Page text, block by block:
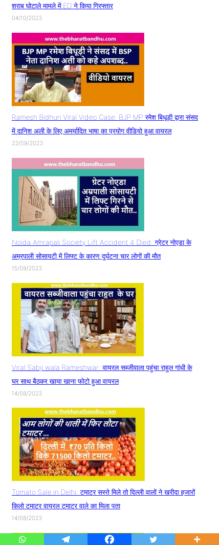
शराब घोटाले मामले में ED ने किया गिरफ्तार
04/10/2023
Ramesh Bidhuri Viral Video Case: BJP MP रमेश बिधूड़ी द्वारा संसद
में दानिश अली के लिए अमर्यादित भाषा का प्रयोग वीडियो हुआ वायरल
22/09/2023
Noida Amrapali Society Lift Accident 4 Died: ग्रेटर नोएडा के
अम्रपाली सोसायटी में लिफ्ट के कारण दुर्घटना चार लोगों की मौत
15/09/2023
Viral Sabji wala Rameshwar: वायरल सब्जीवाला पहुंचा राहुल गांधी के
घर साथ बैठकर खाया खाना फोटो हुआ वायरल
14/08/2023
Tomato Sale in Delhi: टमाटर सस्ते मिले तो दिल्ली वालों ने खरीदा हजारों
किलो टमाटर वायरल टमाटर वाले का मिला पता
14/08/2023